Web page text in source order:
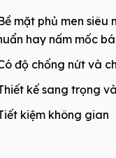
mặt phủ men siêu
hay nấm mốc
độ chống nứt và
kế sang trọng
kiệm không gian